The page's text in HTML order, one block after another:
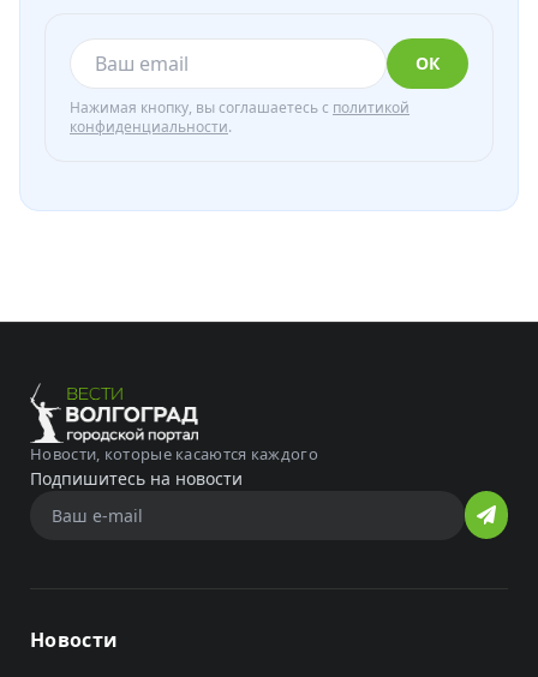
ОК
Нажимая кнопку, вы соглашаетесь с политикой
конфиденциальности.
Новости, которые касаются каждого
Подпишитесь на новости
Новости